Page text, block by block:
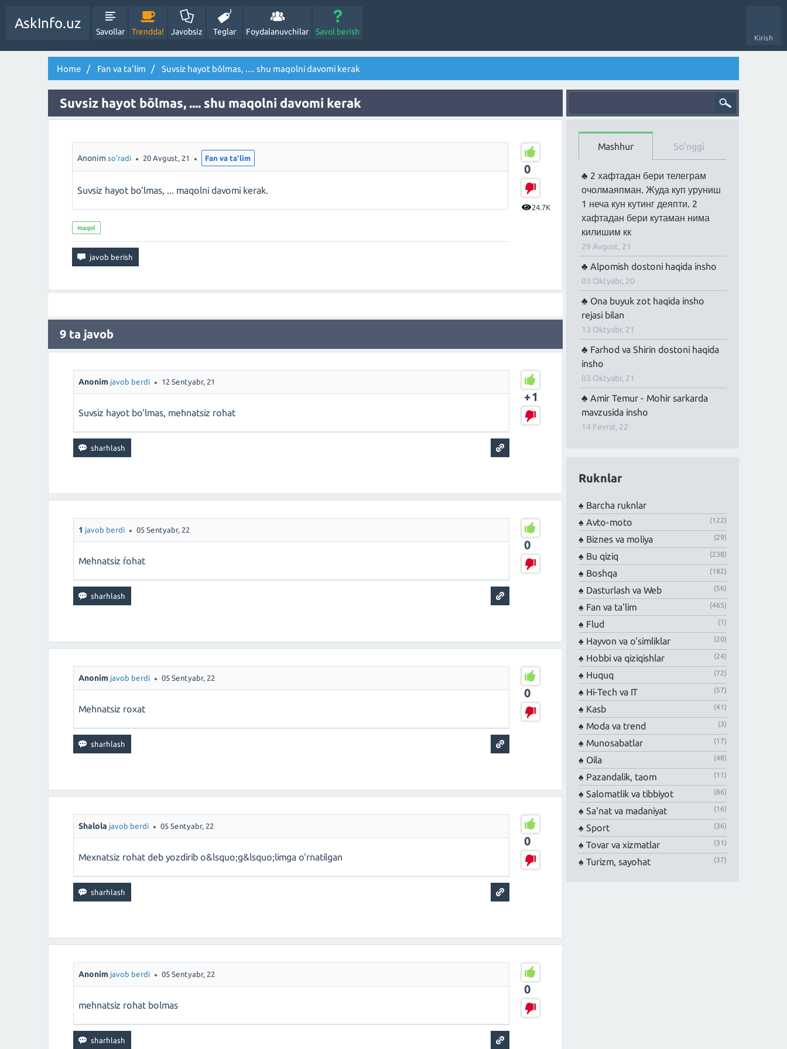
Kirish
AskInfo.uz
Savollar Trendda! Javobsiz Teglar Foydalanuvchilar Savol berish
Home Fan va ta'lim Suvsiz hayot bõlmas, .... shu maqolni davomi kerak
Suvsiz hayot bõlmas, .... shu maqolni davomi kerak
0
24.7K
Anonim so'radi 20 Avgust, 21 Fan va ta'lim
Suvsiz hayot bo'lmas, ... maqolni davomi kerak.
maqol
9 ta javob
+1
Anonim javob berdi 12 Sentyabr, 21
Suvsiz hayot bo'lmas, mehnatsiz rohat
0
1 javob berdi 05 Sentyabr, 22
Mehnatsiz ŕohat
0
Anonim javob berdi 05 Sentyabr, 22
Mehnatsiz roxat
0
Shalola javob berdi 05 Sentyabr, 22
Mexnatsiz rohat deb yozdirib o&lsquo;g&lsquo;limga o'rnatilgan
0
Anonim javob berdi 05 Sentyabr, 22
mehnatsiz rohat bolmas
Mashhur So'nggi
2 хафтадан бери телеграм
очолмаяпман. Жуда куп уруниш
1 неча кун кутинг деяпти. 2
хафтадан бери кутаман нима
килишим кк
29 Avgust, 21
Alpomish dostoni haqida insho
03 Oktyabr, 20
Ona buyuk zot haqida insho
rejasi bilan
13 Oktyabr, 21
Farhod va Shirin dostoni haqida
insho
03 Oktyabr, 21
Amir Temur - Mohir sarkarda
mavzusida insho
14 Fevral, 22
Ruknlar
Barcha ruknlar
Avto-moto
(122)
Biznes va moliya (29)
Bu qiziq (238)
Boshqa (182)
Dasturlash va Web (56)
Fan va ta'lim (465)
Flud (1)
Hayvon va o'simliklar (20)
Hobbi va qiziqishlar (24)
Huquq (72)
Hi-Tech va IT (57)
Kasb (41)
Moda va trend (3)
Munosabatlar (17)
Oila (48)
Pazandalik, taom (11)
Salomatlik va tibbiyot (86)
Sa'nat va madaniyat (16)
Sport (36)
Tovar va xizmatlar (31)
Turizm, sayohat (37)